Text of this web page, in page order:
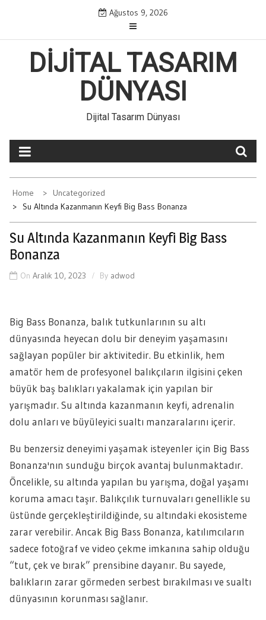
content
Ağustos 9, 2026
DIJITAL TASARIM
DÜNYASI
Dijital Tasarım Dünyası
Home
Uncategorized
Su Altında Kazanmanın Keyfi Big Bass Bonanza
Su Altında Kazanmanın Keyfi Big Bass
Bonanza
On Aralık 10, 2023 By adwod
Big Bass Bonanza, balık tutkunlarının su altı
dünyasında heyecan dolu bir deneyim yaşamasını
sağlayan popüler bir aktivitedir. Bu etkinlik, hem
amatör hem de profesyonel balıkçıların ilgisini çeken
büyük baş balıkları yakalamak için yapılan bir
yarışmadır. Su altında kazanmanın keyfi, adrenalin
dolu anları ve büyüleyici sualtı manzaralarını içerir.
Bu benzersiz deneyimi yaşamak isteyenler için Big Bass
Bonanza'nın sunduğu birçok avantaj bulunmaktadır.
Öncelikle, su altında yapılan bu yarışma, doğal yaşamı
koruma amacı taşır. Balıkçılık turnuvaları genellikle su
üstünde gerçekleştirildiğinde, su altındaki ekosisteme
zarar verebilir. Ancak Big Bass Bonanza, katılımcıların
sadece fotoğraf ve video çekme imkanına sahip olduğu
“tut, çek ve bırak” prensibine dayanır. Bu sayede,
balıkların zarar görmeden serbest bırakılması ve sualtı
dünyasının korunması sağlanır.